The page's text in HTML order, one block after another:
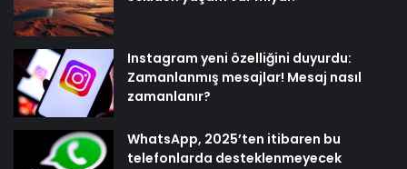
Instagram yeni özelliğini duyurdu:
Zamanlanmış mesajlar! Mesaj nasıl
zamanlanır?
WhatsApp, 2025’ten itibaren bu
telefonlarda desteklenmeyecek